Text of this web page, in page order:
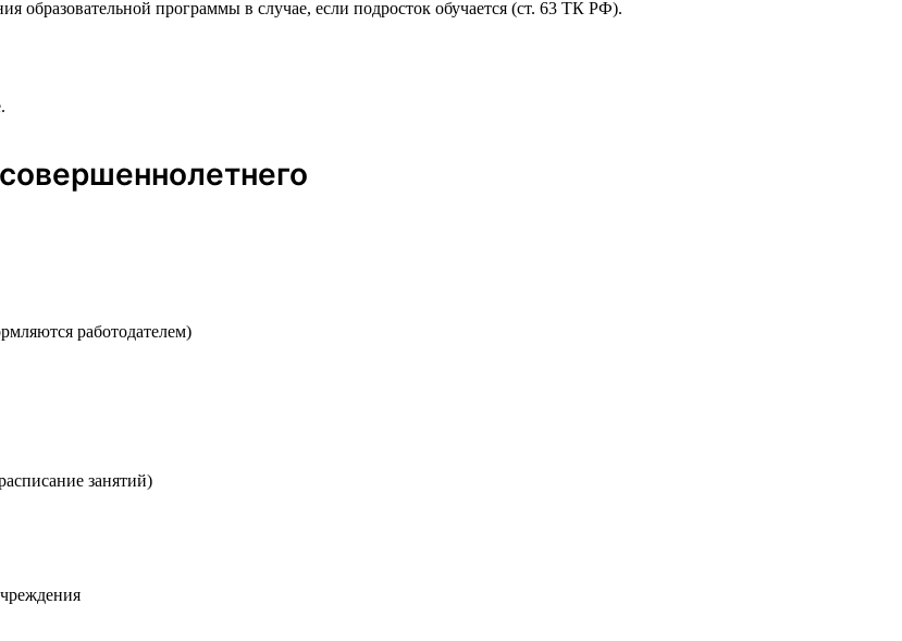
образовательной программы в случае, если подросток обучается (ст. 63 ТК РФ).
работодателем)
занятий)